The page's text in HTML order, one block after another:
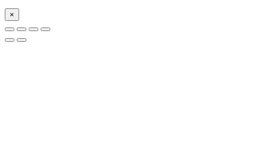
×